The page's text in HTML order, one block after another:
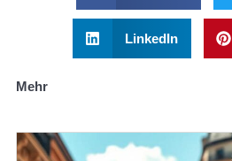
LinkedIn
Mehr